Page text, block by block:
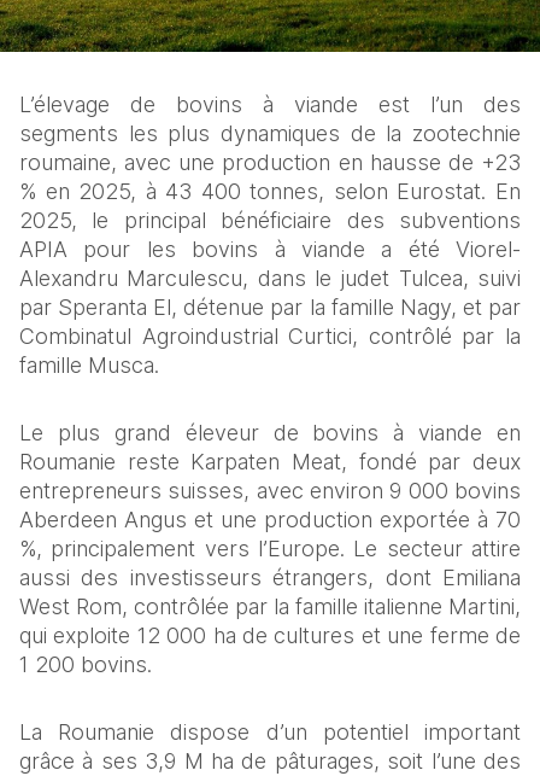
L’élevage de bovins à viande est l’un des
segments les plus dynamiques de la zootechnie
roumaine, avec une production en hausse de +23
% en 2025, à 43 400 tonnes, selon Eurostat. En
2025, le principal bénéficiaire des subventions
APIA pour les bovins à viande a été Viorel-
Alexandru Marculescu, dans le judet Tulcea, suivi
par Speranta El, détenue par la famille Nagy, et par
Combinatul Agroindustrial Curtici, contrôlé par la
famille Musca.
Le plus grand éleveur de bovins à viande en
Roumanie reste Karpaten Meat, fondé par deux
entrepreneurs suisses, avec environ 9 000 bovins
Aberdeen Angus et une production exportée à 70
%, principalement vers l’Europe. Le secteur attire
aussi des investisseurs étrangers, dont Emiliana
West Rom, contrôlée par la famille italienne Martini,
qui exploite 12 000 ha de cultures et une ferme de
1 200 bovins.
La Roumanie dispose d’un potentiel important
grâce à ses 3,9 M ha de pâturages, soit l’une des